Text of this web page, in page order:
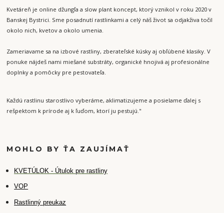
Kvetáreň je online džungľa a slow plant koncept, ktorý vznikol v roku 2020 v
Banskej Bystrici. Sme posadnutí rastlinkami a celý náš život sa odjakživa točil
okolo nich, kvetov a okolo umenia.
Zameriavame sa na izbové rastliny, zberateľské kúsky aj obľúbené klasiky. V
ponuke nájdeš nami miešané substráty, organické hnojivá aj profesionálne
doplnky a pomôcky pre pestovateľa.
Každú rastlinu starostlivo vyberáme, aklimatizujeme a posielame ďalej s
rešpektom k prírode aj k ľuďom, ktorí ju pestujú."
MOHLO BY ŤA ZAUJÍMAŤ
KVETÚLOK - Útulok pre rastliny
VOP
Rastlinný preukaz